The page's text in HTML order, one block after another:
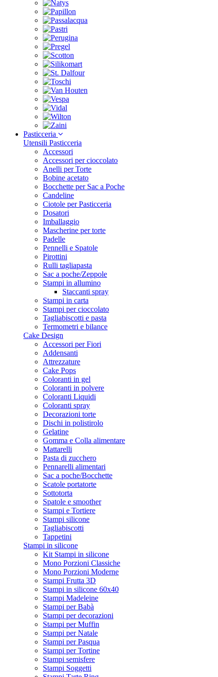
Pasticceria
Utensili Pasticceria
Accessori
Accessori per cioccolato
Anelli per Torte
Bobine acetato
Bocchette per Sac a Poche
Candeline
Ciotole per Pasticceria
Dosatori
Imballaggio
Mascherine per torte
Padelle
Pennelli e Spatole
Pirottini
Rulli tagliapasta
Sac a poche/Zeppole
Stampi in allumino
Staccanti spray
Stampi in carta
Stampi per cioccolato
Tagliabiscotti e pasta
Termometri e bilance
Cake Design
Accessori per Fiori
Addensanti
Attrezzature
Cake Pops
Coloranti in gel
Coloranti in polvere
Coloranti Liquidi
Coloranti spray
Decorazioni torte
Dischi in polistirolo
Gelatine
Gomma e Colla alimentare
Mattarelli
Pasta di zucchero
Pennarelli alimentari
Sac a poche/Bocchette
Scatole portatorte
Sottotorta
Spatole e smoother
Stampi e Tortiere
Stampi silicone
Tagliabiscotti
Tappetini
Stampi in silicone
Kit Stampi in silicone
Mono Porzioni Classiche
Mono Porzioni Moderne
Stampi Frutta 3D
Stampi in silicone 60x40
Stampi Madeleine
Stampi per Babà
Stampi per decorazioni
Stampi per Muffin
Stampi per Natale
Stampi per Pasqua
Stampi per Tortine
Stampi semisfere
Stampi Soggetti